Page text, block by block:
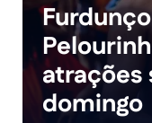
atrações
domingo